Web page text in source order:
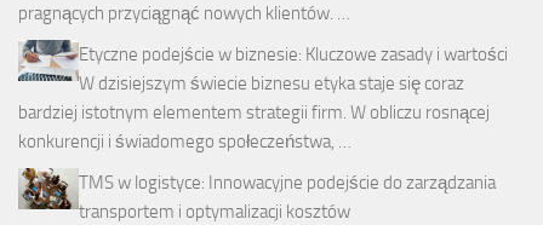
pragnących przyciągnąć nowych klientów. …
Etyczne podejście w biznesie: Kluczowe zasady i wartości
W dzisiejszym świecie biznesu etyka staje się coraz
bardziej istotnym elementem strategii firm. W obliczu rosnącej
konkurencji i świadomego społeczeństwa, …
TMS w logistyce: Innowacyjne podejście do zarządzania
transportem i optymalizacji kosztów